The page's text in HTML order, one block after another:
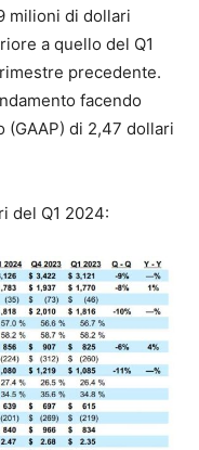
milioni di dollari
a quello del Q1
precedente.
facendo
(GAAP) di 2,47 dollari
del Q1 2024: